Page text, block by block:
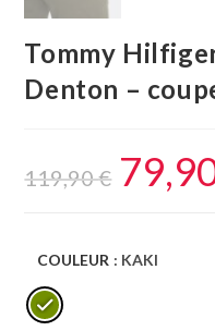
Tommy
Denton –
119,90€
COULEUR : KAKI